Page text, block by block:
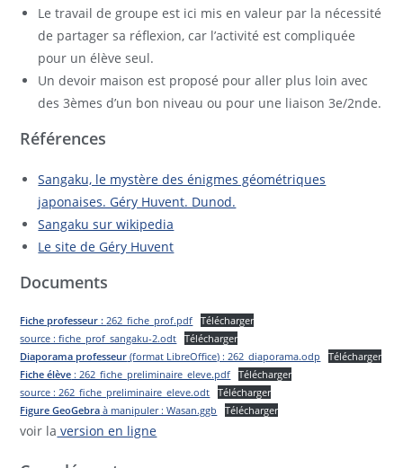
Le travail de groupe est ici mis en valeur par la nécessité
de partager sa réflexion, car l’activité est compliquée
pour un élève seul.
Un devoir maison est proposé pour aller plus loin avec
des 3èmes d’un bon niveau ou pour une liaison 3e/2nde.
Références
Sangaku, le mystère des énigmes géométriques
japonaises. Géry Huvent. Dunod.
Sangaku sur wikipedia
Le site de Géry Huvent
Documents
Fiche professeur : 262_fiche_prof.pdf Télécharger
source : fiche_prof_sangaku-2.odt Télécharger
Diaporama professeur (format LibreOffice) : 262_diaporama.odp
Télécharger
Fiche élève : 262_fiche_preliminaire_eleve.pdf Télécharger
source : 262_fiche_preliminaire_eleve.odt Télécharger
Figure GeoGebra à manipuler : Wasan.ggb Télécharger
voir la version en ligne